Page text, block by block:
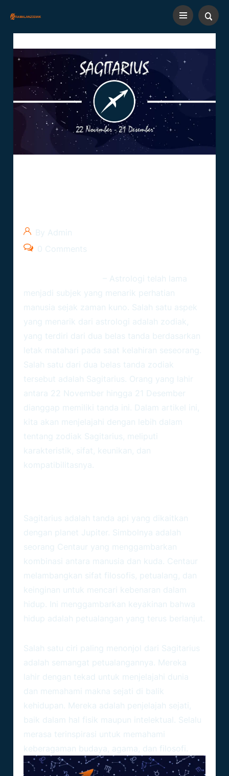
By Admin
0 Comments
– Astrologi telah lama
menjadi subjek yang menarik perhatian
manusia sejak zaman kuno. Salah satu aspek
yang menarik dari astrologi adalah zodiak,
yang terdiri dari dua belas tanda berdasarkan
letak matahari pada saat kelahiran seseorang.
Salah satu dari dua belas tanda zodiak
tersebut adalah Sagitarius. Orang yang lahir
antara 22 November hingga 21 Desember
dianggap memiliki tanda ini. Dalam artikel ini,
kita akan menjelajahi dengan lebih dalam
tentang zodiak Sagitarius, meliputi
karakteristik, sifat, keunikan, dan
kompatibilitasnya.
Sagitarius adalah tanda api yang dikaitkan
dengan planet Jupiter. Simbolnya adalah
seorang Centaur yang menggambarkan
kombinasi antara manusia dan kuda. Centaur
melambangkan sifat filosofis, petualang, dan
keinginan untuk mencari kebenaran dalam
hidup. Ini menggambarkan keyakinan bahwa
hidup adalah petualangan yang terus berlanjut.
Salah satu ciri paling menonjol dari Sagitarius
adalah semangat petualangannya. Mereka
lahir dengan tekad untuk menjelajahi dunia
dan memahami makna sejati di balik
kehidupan. Mereka adalah penjelajah sejati,
baik dalam hal fisik maupun intelektual. Selalu
merasa terinspirasi untuk memahami
keberagaman budaya, agama, dan filosofi.